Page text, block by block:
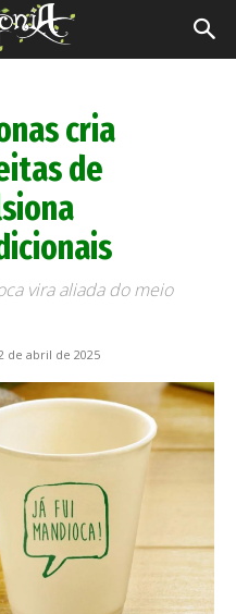
cria
de
vira aliada do meio
de abril de 2025